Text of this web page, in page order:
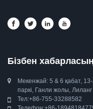
Бізбен
Мекенжай: 5 & ​​6 қабат,
паркі, Ганли жолы,
Тел:+86-755-33288582